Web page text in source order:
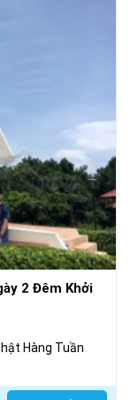
2 Đêm Khởi
Hàng Tuần